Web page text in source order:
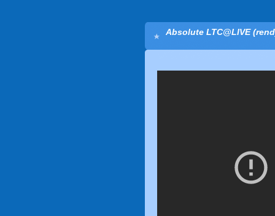
Absolute LTC@LIVE